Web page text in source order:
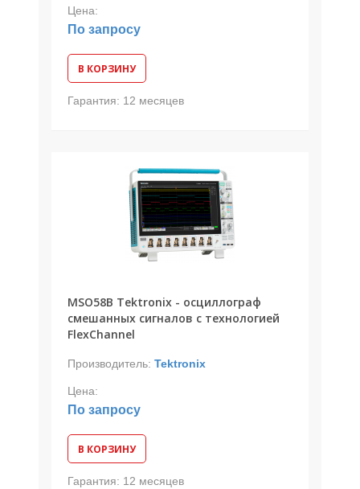
Цена:
По запросу
В КОРЗИНУ
Гарантия: 12 месяцев
MSO58B Tektronix - осциллограф
смешанных сигналов с технологией
FlexChannel
Производитель: Tektronix
Цена:
По запросу
В КОРЗИНУ
Гарантия: 12 месяцев